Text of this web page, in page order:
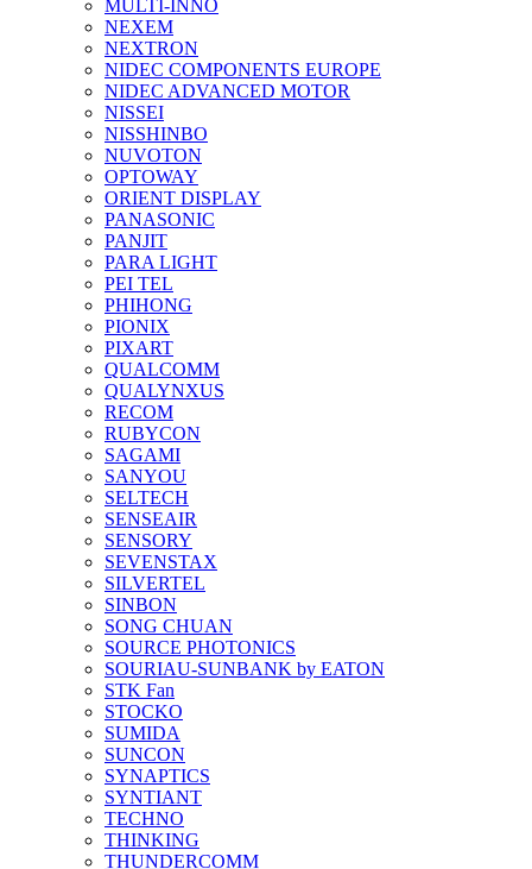
MULTI-INNO
NEXEM
NEXTRON
NIDEC COMPONENTS EUROPE
NIDEC ADVANCED MOTOR
NISSEI
NISSHINBO
NUVOTON
OPTOWAY
ORIENT DISPLAY
PANASONIC
PANJIT
PARA LIGHT
PEI TEL
PHIHONG
PIONIX
PIXART
QUALCOMM
QUALYNXUS
RECOM
RUBYCON
SAGAMI
SANYOU
SELTECH
SENSEAIR
SENSORY
SEVENSTAX
SILVERTEL
SINBON
SONG CHUAN
SOURCE PHOTONICS
SOURIAU-SUNBANK by EATON
STK Fan
STOCKO
SUMIDA
SUNCON
SYNAPTICS
SYNTIANT
TECHNO
THINKING
THUNDERCOMM